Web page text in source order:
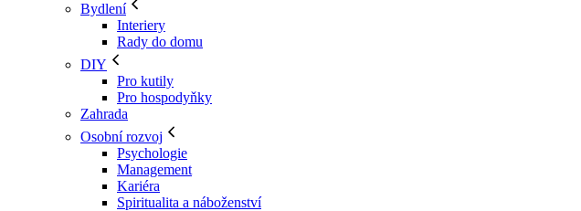
Bydlení
Interiery
Rady do domu
DIY
Pro kutily
Pro hospodyňky
Zahrada
Osobní rozvoj
Psychologie
Management
Kariéra
Spiritualita a náboženství